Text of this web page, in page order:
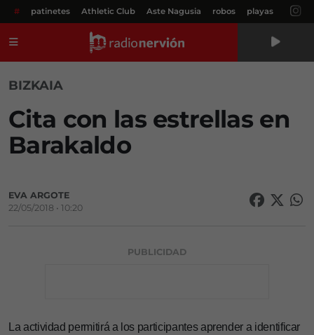
# patinetes Athletic Club Aste Nagusia robos playas
BIZKAIA
Cita con las estrellas en
Barakaldo
EVA ARGOTE
22/05/2018 • 10:20
PUBLICIDAD
La actividad permitirá a los participantes aprender a identificar